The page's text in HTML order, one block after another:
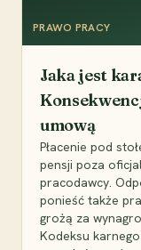
PRAWO PRACY
Jaka jest
umową
Płacenie pod
pensji poza
pracodawcy.
ponieść także
grożą za
Kodeksu